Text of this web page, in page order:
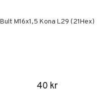
Bult M16x1,5 Kona L29 (21Hex)
40 kr